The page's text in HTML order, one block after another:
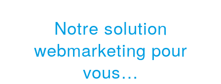
Notre solution
webmarketing pour
vous…